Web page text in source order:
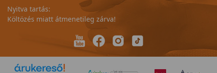
Nyitva tartás:
Költözés miatt átmenetileg zárva!